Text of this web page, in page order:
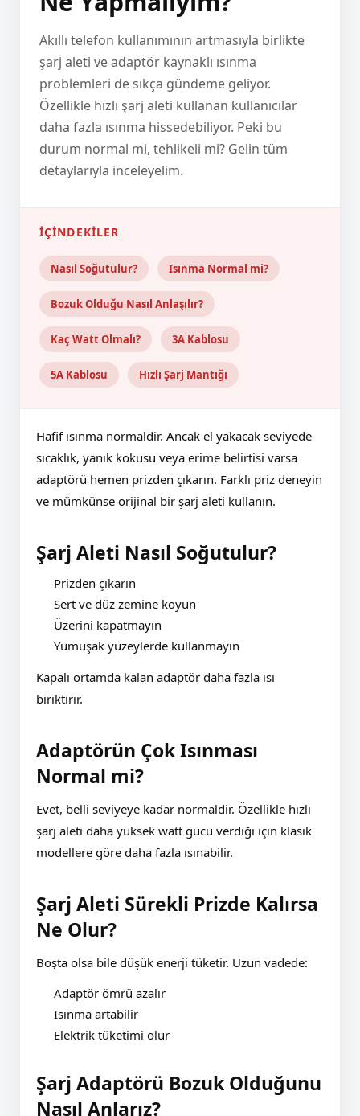
Akıllı telefon kullanımının artmasıyla birlikte
şarj aleti ve adaptör kaynaklı ısınma
problemleri de sıkça gündeme geliyor.
Özellikle hızlı şarj aleti kullanan kullanıcılar
daha fazla ısınma hissedebiliyor. Peki bu
durum normal mi, tehlikeli mi? Gelin tüm
detaylarıyla inceleyelim.
İÇINDEKILER
Nasıl Soğutulur? Isınma Normal mi?
Bozuk Olduğu Nasıl Anlaşılır?
Kaç Watt Olmalı? 3A Kablosu
5A Kablosu Hızlı Şarj Mantığı
Hafif ısınma normaldir. Ancak el yakacak seviyede
sıcaklık, yanık kokusu veya erime belirtisi varsa
adaptörü hemen prizden çıkarın. Farklı priz deneyin
ve mümkünse orijinal bir şarj aleti kullanın.
Şarj Aleti Nasıl Soğutulur?
Prizden çıkarın
Sert ve düz zemine koyun
Üzerini kapatmayın
Yumuşak yüzeylerde kullanmayın
Kapalı ortamda kalan adaptör daha fazla ısı
biriktirir.
Adaptörün Çok Isınması
Normal mi?
Evet, belli seviyeye kadar normaldir. Özellikle hızlı
şarj aleti daha yüksek watt gücü verdiği için klasik
modellere göre daha fazla ısınabilir.
Şarj Aleti Sürekli Prizde Kalırsa
Ne Olur?
Boşta olsa bile düşük enerji tüketir. Uzun vadede:
Adaptör ömrü azalır
Isınma artabilir
Elektrik tüketimi olur
Şarj Adaptörü Bozuk Olduğunu
Nasıl Anlarız?